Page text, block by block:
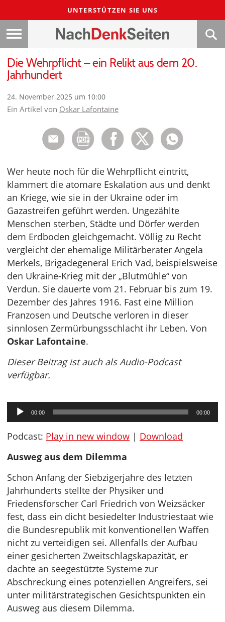
UNTERSTÜTZEN SIE UNS
Die Wehrpflicht – ein Relikt aus dem 20.
Jahrhundert
24. November 2025 um 10:00
Ein Artikel von Oskar Lafontaine
Wer heute noch für die Wehrpflicht eintritt,
klammert die atomare Eskalation aus und denkt
an Kriege, wie sie in der Ukraine oder im
Gazastreifen geführt werden. Ungezählte
Menschen sterben, Städte und Dörfer werden
dem Erdboden gleichgemacht. Völlig zu Recht
vergleicht der ehemalige Militärberater Angela
Merkels, Brigadegeneral Erich Vad, beispielsweise
den Ukraine-Krieg mit der „Blutmühle“ von
Verdun. Sie dauerte vom 21. Februar bis zum 19.
Dezember des Jahres 1916. Fast eine Million
Franzosen und Deutsche verloren in dieser
sinnlosen Zermürbungsschlacht ihr Leben. Von
Oskar Lafontaine.
Dieser Beitrag ist auch als Audio-Podcast
verfügbar.
Audio-
Player
00:00 00:00
Podcast: Play in new window | Download
Ausweg aus dem Dilemma
Schon Anfang der Siebzigerjahre des letzten
Jahrhunderts stellte der Physiker und
Friedensforscher Carl Friedrich von Weizsäcker
fest, dass ein dicht besiedelter Industriestaat wie
die Bundesrepublik mit konventionellen Waffen
nicht zu verteidigen sei. Allenfalls der Aufbau
einer gesicherten Zweitschlagskapazität, er
dachte an seegestützte Systeme zur
Abschreckung eines potenziellen Angreifers, sei
unter militärstrategischen Gesichtspunkten ein
Ausweg aus diesem Dilemma.